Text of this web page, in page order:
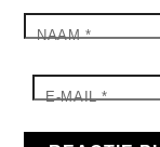
NAAM*
E-MAIL*